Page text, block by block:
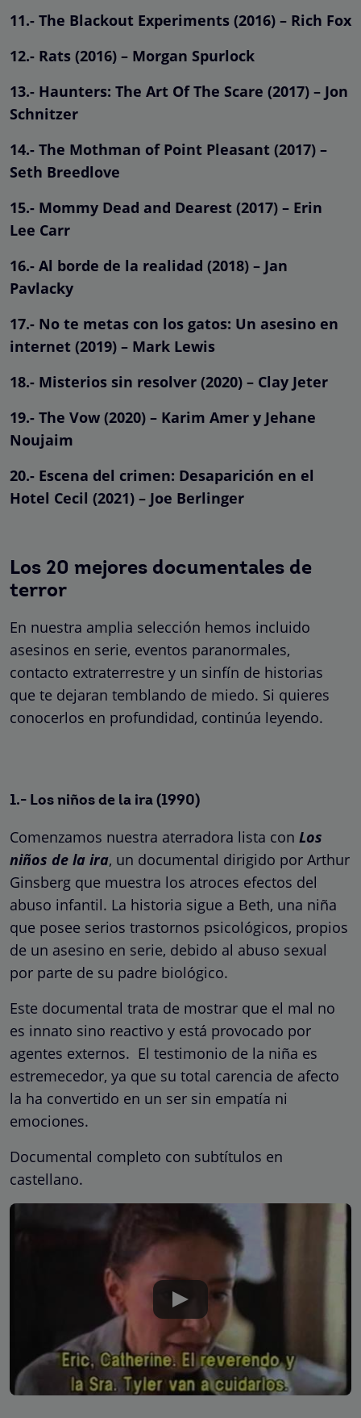
11.- The Blackout Experiments (2016) – Rich Fox
12.- Rats (2016) – Morgan Spurlock
13.- Haunters: The Art Of The Scare (2017) – Jon
Schnitzer
14.- The Mothman of Point Pleasant (2017) –
Seth Breedlove
15.- Mommy Dead and Dearest (2017) – Erin
Lee Carr
16.- Al borde de la realidad (2018) – Jan
Pavlacky
17.- No te metas con los gatos: Un asesino en
internet (2019) – Mark Lewis
18.- Misterios sin resolver (2020) – Clay Jeter
19.- The Vow (2020) – Karim Amer y Jehane
Noujaim
20.- Escena del crimen: Desaparición en el
Hotel Cecil (2021) – Joe Berlinger
Los 20 mejores documentales de
terror
En nuestra amplia selección hemos incluido
asesinos en serie, eventos paranormales,
contacto extraterrestre y un sinfín de historias
que te dejaran temblando de miedo. Si quieres
conocerlos en profundidad, continúa leyendo.
1.- Los niños de la ira (1990)
Comenzamos nuestra aterradora lista con Los
niños de la ira, un documental dirigido por Arthur
Ginsberg que muestra los atroces efectos del
abuso infantil. La historia sigue a Beth, una niña
que posee serios trastornos psicológicos, propios
de un asesino en serie, debido al abuso sexual
por parte de su padre biológico.
Este documental trata de mostrar que el mal no
es innato sino reactivo y está provocado por
agentes externos. El testimonio de la niña es
estremecedor, ya que su total carencia de afecto
la ha convertido en un ser sin empatía ni
emociones.
Documental completo con subtítulos en
castellano.